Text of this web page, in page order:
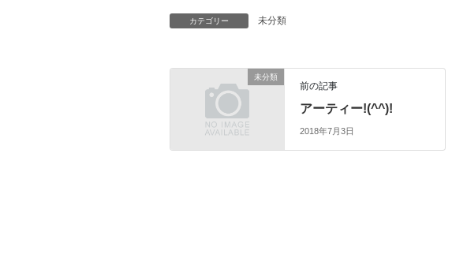
カテゴリー 未分類
未分類
前の記事
アーティー!(^^)!
2018年7月3日